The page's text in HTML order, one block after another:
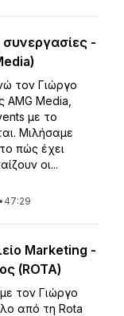
-
τον Γιώργο
Media,
με το
Μιλήσαμε
πώς έχει
οι...
• 47:29
Marketing -
(ROTA)
τον Γιώργο
από τη Rota